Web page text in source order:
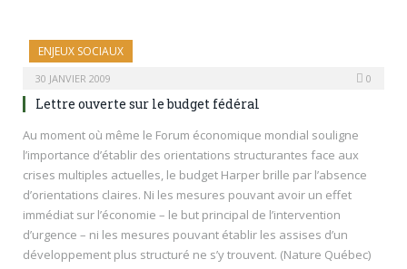
ENJEUX SOCIAUX
30 JANVIER 2009 0
Lettre ouverte sur le budget fédéral
Au moment où même le Forum économique mondial souligne
l’importance d’établir des orientations structurantes face aux
crises multiples actuelles, le budget Harper brille par l’absence
d’orientations claires. Ni les mesures pouvant avoir un effet
immédiat sur l’économie – le but principal de l’intervention
d’urgence – ni les mesures pouvant établir les assises d’un
développement plus structuré ne s’y trouvent. (Nature Québec)